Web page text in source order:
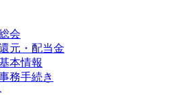
会
元・配当金
本情報
務手続き